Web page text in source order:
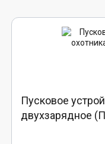
Пусковое
двухзарядное